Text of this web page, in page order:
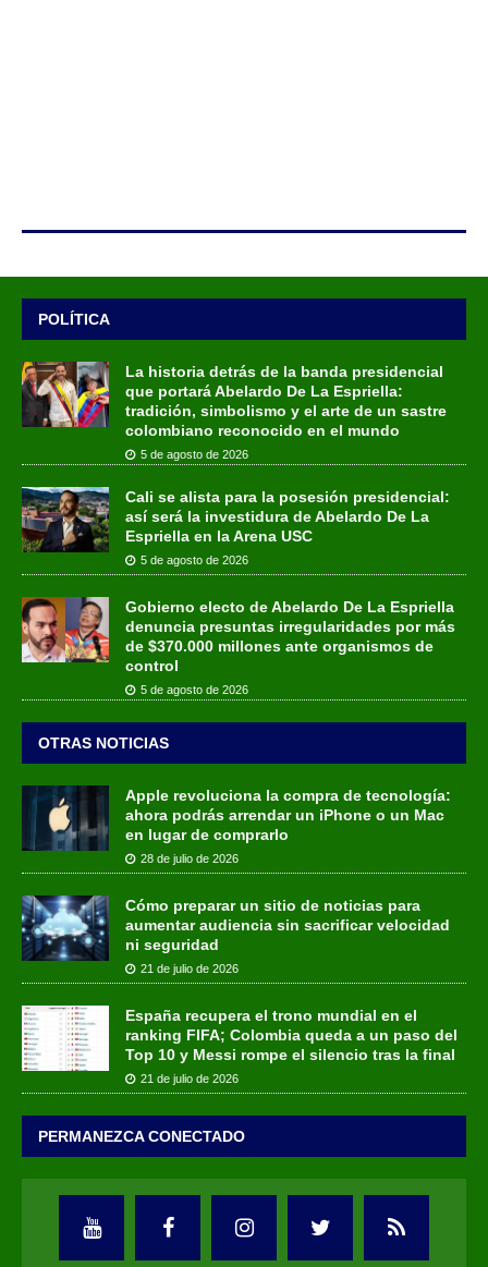
POLÍTICA
La historia detrás de la banda presidencial
que portará Abelardo De La Espriella:
tradición, simbolismo y el arte de un sastre
colombiano reconocido en el mundo
5 de agosto de 2026
Cali se alista para la posesión presidencial:
así será la investidura de Abelardo De La
Espriella en la Arena USC
5 de agosto de 2026
Gobierno electo de Abelardo De La Espriella
denuncia presuntas irregularidades por más
de $370.000 millones ante organismos de
control
5 de agosto de 2026
OTRAS NOTICIAS
Apple revoluciona la compra de tecnología:
ahora podrás arrendar un iPhone o un Mac
en lugar de comprarlo
28 de julio de 2026
Cómo preparar un sitio de noticias para
aumentar audiencia sin sacrificar velocidad
ni seguridad
21 de julio de 2026
España recupera el trono mundial en el
ranking FIFA; Colombia queda a un paso del
Top 10 y Messi rompe el silencio tras la final
21 de julio de 2026
PERMANEZCA CONECTADO